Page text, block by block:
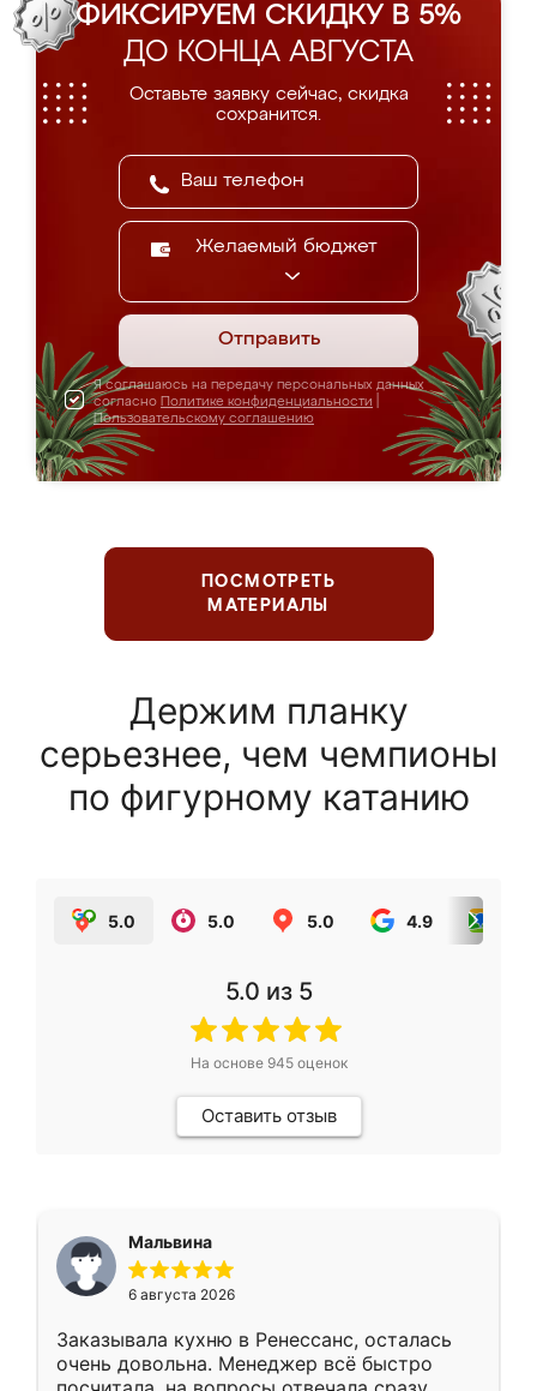
ФИКСИРУЕМ СКИДКУ В 5%
ДО КОНЦА АВГУСТА
Оставьте заявку сейчас, скидка
сохранится.
Желаемый бюджет
Отправить
Я соглашаюсь на передачу персональных данных
согласно Политике конфиденциальности
Пользовательскому соглашению
ПОСМОТРЕТЬ
МАТЕРИАЛЫ
Держим планку
серьезнее, чем чемпионы
по фигурному катанию
5.0 5.0 5.0 4.9
5.0 из 5
На основе 945оценок
Оставить отзыв
Мальвина
6 августа 2026
Заказывала кухню в Ренессанс, осталась
очень довольна. Менеджер всё быстро